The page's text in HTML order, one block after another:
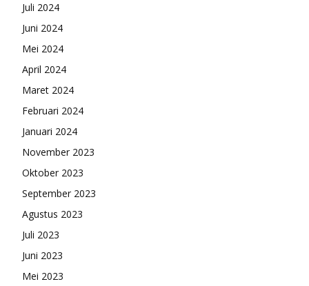
Juli 2024
Juni 2024
Mei 2024
April 2024
Maret 2024
Februari 2024
Januari 2024
November 2023
Oktober 2023
September 2023
Agustus 2023
Juli 2023
Juni 2023
Mei 2023